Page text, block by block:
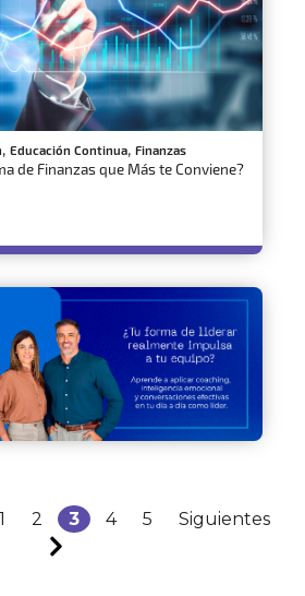
, Educación Continua, Finanzas
de Finanzas que Más te Conviene?
1 2 3 4 5 Siguientes